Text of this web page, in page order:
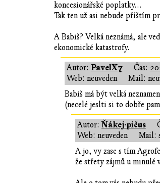
koncesionářské poplatky...
Tak ten už asi nebude příštím
A Babiš? Velká neznámá, ale
ekonomické katastrofy.
Autor: PavelX7 Čas:
Web: neuveden
Mail:
Babiš má být velká
(necelé jeslti si to dobře
Autor: Ňákej-pičus
Web: neuveden
Mail:
A jo, vy zase s tím
že střety zájmů u minulé